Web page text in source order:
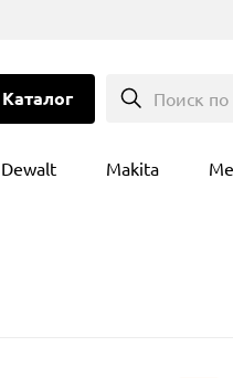
Каталог Поиск по
Dewalt Makita